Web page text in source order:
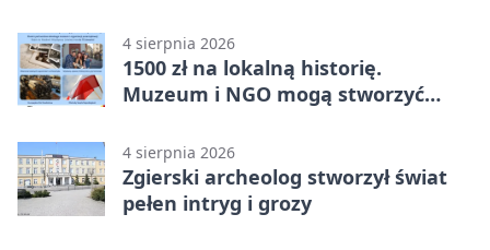
4 sierpnia 2026
1500 zł na lokalną historię.
Muzeum i NGO mogą stworzyć
4 sierpnia 2026
Zgierski archeolog stworzył świat
pełen intryg i grozy